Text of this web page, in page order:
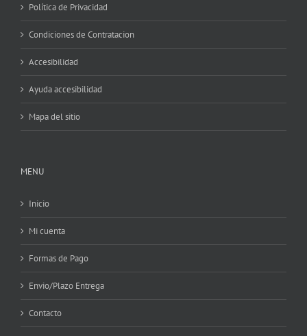
Política de Privacidad
Condiciones de Contratacion
Accesibilidad
Ayuda accesibilidad
Mapa del sitio
MENU
Inicio
Mi cuenta
Formas de Pago
Envio/Plazo Entrega
Contacto